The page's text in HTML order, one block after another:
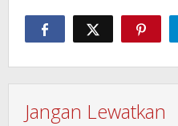
Jangan Lewatkan